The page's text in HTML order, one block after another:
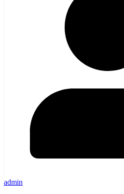
admin